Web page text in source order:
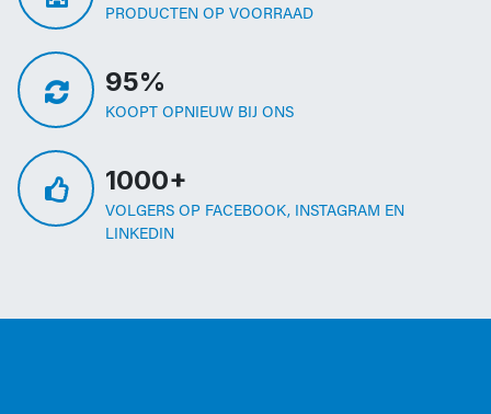
PRODUCTEN OP VOORRAAD
95%
KOOPT OPNIEUW BIJ ONS
1000+
VOLGERS OP FACEBOOK, INSTAGRAM EN
LINKEDIN